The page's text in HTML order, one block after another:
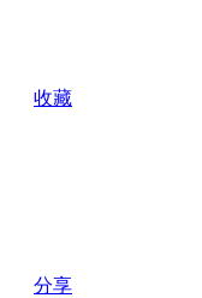
收藏
分享